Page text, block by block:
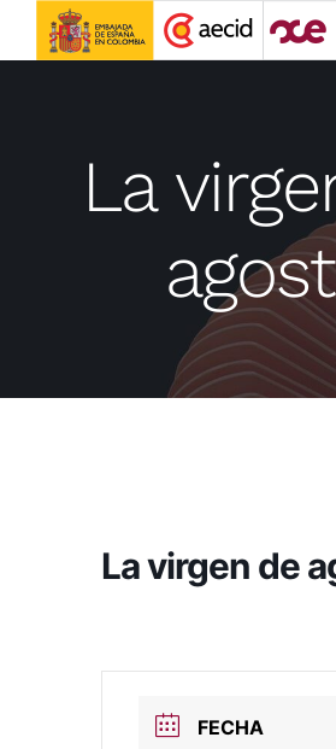
Saltar
La
La virgen de
FECHA